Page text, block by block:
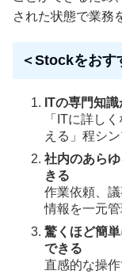
された状態で業務
＜Stockをおす
ITの専門知
「ITに詳し
える」程シン
社内のあら
きる
作業依頼、
情報を一元管
驚くほど簡
できる
直感的な操